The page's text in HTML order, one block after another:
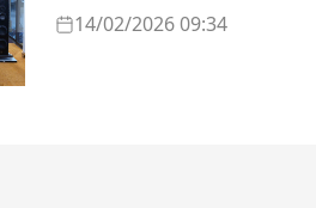
14/02/2026 09:34